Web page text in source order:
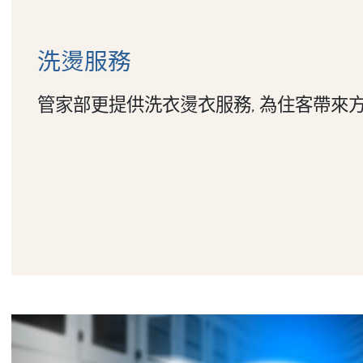
洗燙服務
管家部更提供洗衣燙衣服務, 為住客帶來